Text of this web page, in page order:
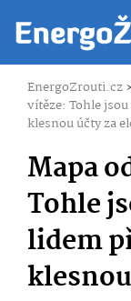
EnergoZrouti.cz
vítěze: Tohle
klesnou účty za
Mapa
Tohle
lidem